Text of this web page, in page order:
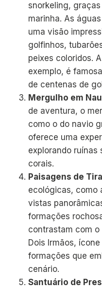
snorkeling,
marinha. As
uma visão
golfinhos,
peixes coloridos.
exemplo, é
de centenas de
Mergulho em
de aventura, o
como o do navio
oferece uma
explorando ruínas
corais.
Paisagens de
ecológicas, como
vistas
formações
contrastam com o
Dois Irmãos,
formações que
cenário.
Santuário de